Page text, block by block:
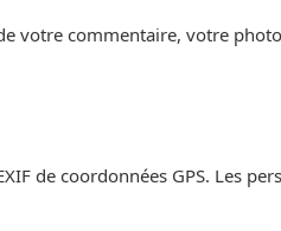
votre commentaire, votre
de coordonnées GPS. Les